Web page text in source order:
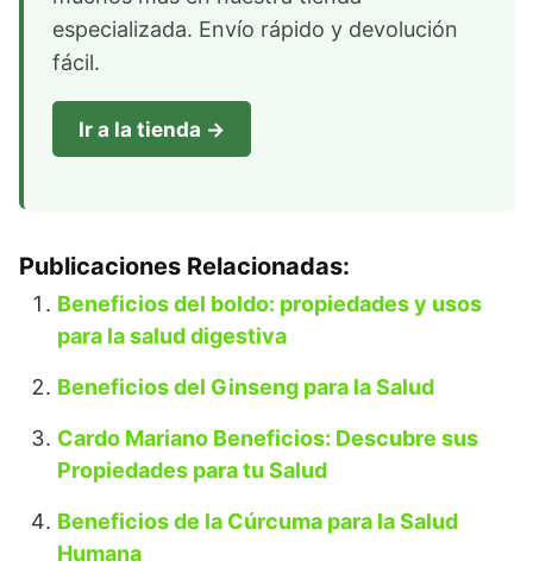
especializada. Envío rápido y devolución
fácil.
Ir a la tienda →
Publicaciones Relacionadas:
Beneficios del boldo: propiedades y usos
para la salud digestiva
Beneficios del Ginseng para la Salud
Cardo Mariano Beneficios: Descubre sus
Propiedades para tu Salud
Beneficios de la Cúrcuma para la Salud
Humana